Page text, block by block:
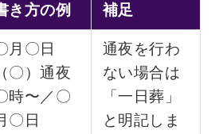
き方の例 補足
月〇日
（〇）通夜
時〜／〇
〇日
通夜を行わ
ない場合は
「一日葬」
と明記しま